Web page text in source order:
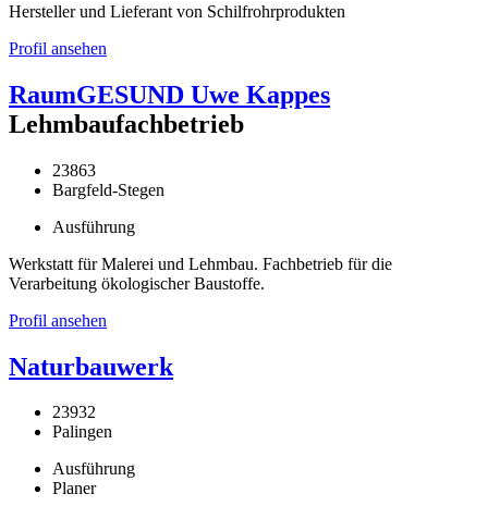
Hersteller und Lieferant von Schilfrohrprodukten
Profil ansehen
RaumGESUND Uwe Kappes
Lehmbaufachbetrieb
23863
Bargfeld-Stegen
Ausführung
Werkstatt für Malerei und Lehmbau. Fachbetrieb für die
Verarbeitung ökologischer Baustoffe.
Profil ansehen
Naturbauwerk
23932
Palingen
Ausführung
Planer